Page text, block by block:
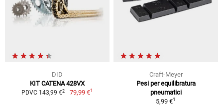
DID
KIT CATENA 428VX
PDVC 143,99 €2 79,99 €1
Craft-Meyer
Pesi per equilibratura
pneumatici
5,99 €1